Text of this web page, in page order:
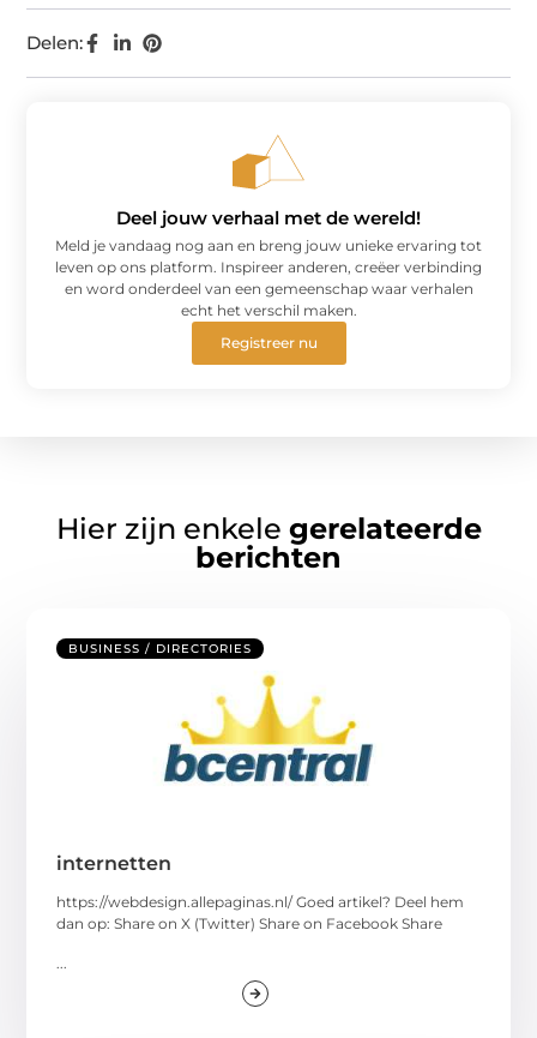
Delen:
Deel jouw verhaal met de wereld!
Meld je vandaag nog aan en breng jouw unieke ervaring tot
leven op ons platform. Inspireer anderen, creëer verbinding
en word onderdeel van een gemeenschap waar verhalen
echt het verschil maken.
Registreer nu
Hier zijn enkele gerelateerde
berichten
BUSINESS / DIRECTORIES
internetten
https://webdesign.allepaginas.nl/ Goed artikel? Deel hem
dan op: Share on X (Twitter) Share on Facebook Share